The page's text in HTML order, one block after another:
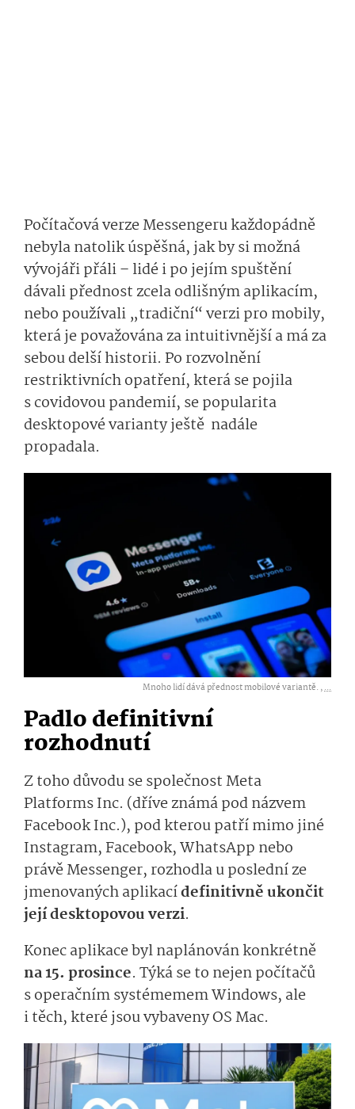
Počítačová verze Messengeru každopádně
nebyla natolik úspěšná, jak by si možná
vývojáři přáli – lidé i po jejím spuštění
dávali přednost zcela odlišným aplikacím,
nebo používali „tradiční“ verzi pro mobily,
která je považována za intuitivnější a má za
sebou delší historii. Po rozvolnění
restriktivních opatření, která se pojila
s covidovou pandemií, se popularita
desktopové varianty ještě nadále
propadala.
Mnoho lidí dává přednost mobilové variantě. ,...
Padlo definitivní
rozhodnutí
Z toho důvodu se společnost Meta
Platforms Inc. (dříve známá pod názvem
Facebook Inc.), pod kterou patří mimo jiné
Instagram, Facebook, WhatsApp nebo
právě Messenger, rozhodla u poslední ze
jmenovaných aplikacídefinitivně ukončit
její desktopovou verzi.
Konec aplikace byl naplánovánkonkrétně
na 15. prosince. Týká se to nejen počítačů
s operačním systémemem Windows, ale
i těch, které jsou vybaveny OS Mac.